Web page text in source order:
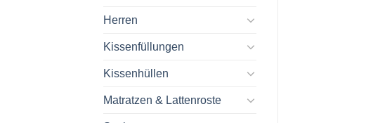
Herren
Kissenfüllungen
Kissenhüllen
Matratzen & Lattenroste